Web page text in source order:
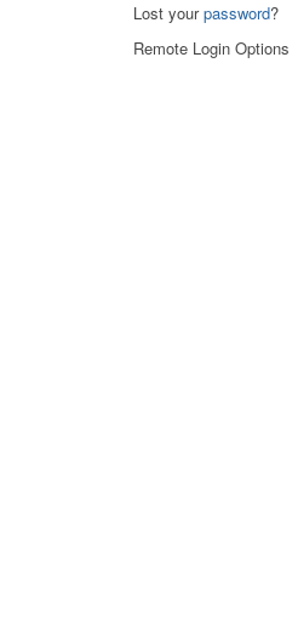
Lost yourpassword?
Remote Login Options